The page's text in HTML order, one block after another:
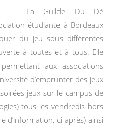
La Guilde Du Dé
étudiante à Bordeaux
du jeu sous différentes
à toutes et à tous. Elle
aux associations
d’emprunter des jeux
jeux sur le campus de
tous les vendredis hors
d’information, ci-après) ainsi